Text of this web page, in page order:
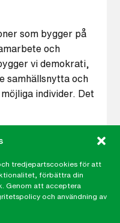
tredjepartscookies för att
förbättra din
Genom att acceptera
och användning av
som bygger på
och
vi demokrati,
samhällsnytta och
individer. Det